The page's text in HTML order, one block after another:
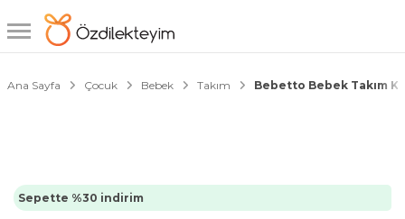
Ana Sayfa Çocuk Bebek Takım Bebetto Bebek Takım
Sepette %30 indirim
1/3